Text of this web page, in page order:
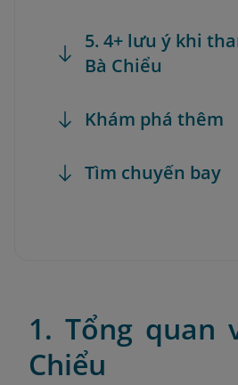
5. 4+ lưu ý khi
Bà Chiểu
Khám phá thêm
Tìm chuyến bay
1. Tổng quan
Chiểu